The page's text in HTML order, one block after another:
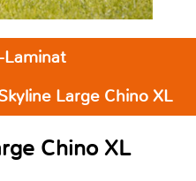
Laminat
Large Chino XL
Chino XL